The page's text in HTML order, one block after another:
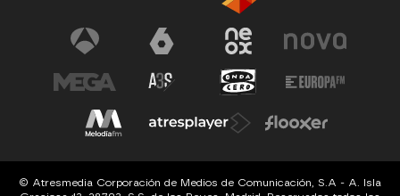
© Atresmedia Corporación de Medios de Comunicación, S.A - A. Isla